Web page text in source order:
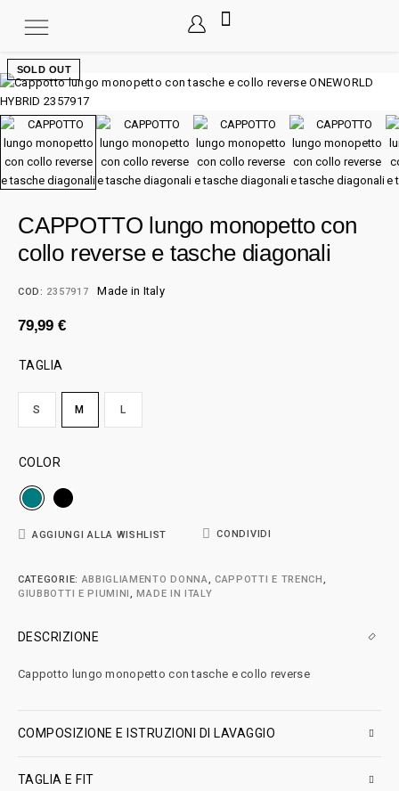
SOLD OUT
CAPPOTTO lungo monopetto con
collo reverse e tasche diagonali
COD: 2357917 Made in Italy
79,99 €
TAGLIA
S M L
COLOR
AGGIUNGI ALLA WISHLIST CONDIVIDI
CATEGORIE: ABBIGLIAMENTO DONNA, CAPPOTTI E TRENCH,
GIUBBOTTI E PIUMINI,MADE IN ITALY
DESCRIZIONE
Cappotto lungo monopetto con tasche e collo reverse
COMPOSIZIONE E ISTRUZIONI DI LAVAGGIO
TAGLIA E FIT